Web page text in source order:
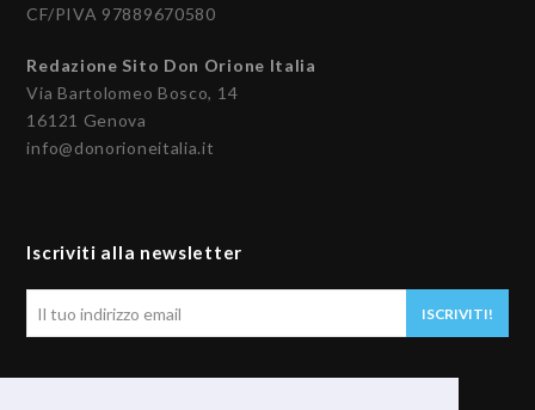
CF/PIVA 97889670580
Redazione Sito Don Orione Italia
Via Bartolomeo Bosco, 14
16121 Genova
info@donorioneitalia.it
Iscriviti alla newsletter
ISCRIVITI!